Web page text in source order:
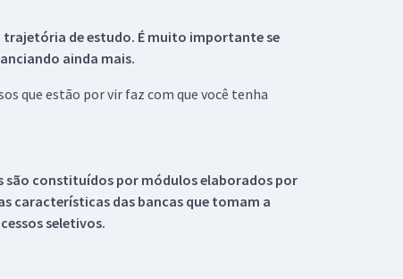
trajetória de estudo. É muito importante se
ainda mais.
que estão por vir faz com que você tenha
são constituídos por módulos elaborados por
características das bancas que tomam a
seletivos.